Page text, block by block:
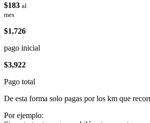
$183 al
mes
$1,726
pago inicial
$3,922
Pago total
De esta forma solo pagas por los km que
Por ejemplo: